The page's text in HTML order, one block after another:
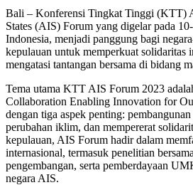
Bali – Konferensi Tingkat Tinggi (KTT)
States (AIS) Forum yang digelar pada
Indonesia, menjadi panggung bagi
kepulauan untuk memperkuat solidaritas
mengatasi tantangan bersama di bidang
Tema utama KTT AIS Forum 2023
Collaboration Enabling Innovation for
dengan tiga aspek penting:
perubahan iklim, dan mempererat
kepulauan, AIS Forum hadir dalam
internasional, termasuk penelitian
pengembangan, serta pemberdayaan
negara AIS.